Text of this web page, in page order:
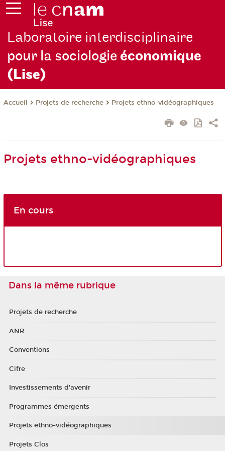
Laboratoire interdisciplinaire
pour la sociologieéconomique
(Lise)
Accueil Projets de recherche Projets ethno-vidéographiques
Projets ethno-vidéographiques
En cours
Dans la même rubrique
Projets de recherche
ANR
Conventions
Cifre
Investissements d'avenir
Programmes émergents
Projets ethno-vidéographiques
Projets Clos